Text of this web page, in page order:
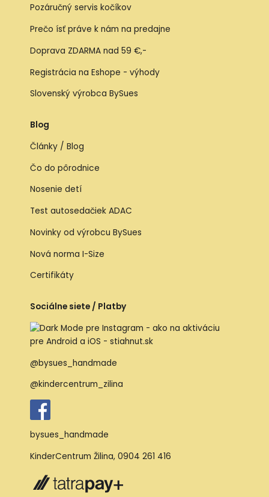
Pozáručný servis kočíkov
Prečo ísť práve k nám na predajne
Doprava ZDARMA nad 59 €,-
Registrácia na Eshope - výhody
Slovenský výrobca BySues
Blog
Články / Blog
Čo do pôrodnice
Nosenie detí
Test autosedačiek ADAC
Novinky od výrobcu BySues
Nová norma I-Size
Certifikáty
Sociálne siete / Platby
@bysues_handmade
@kindercentrum_zilina
bysues_handmade
KinderCentrum Žilina, 0904 261 416